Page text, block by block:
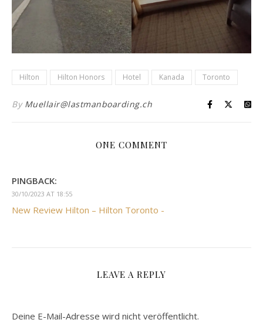
Hilton Hilton Honors Hotel Kanada Toronto
By Muellair@lastmanboarding.ch
ONE COMMENT
PINGBACK:
30/10/2023 AT 18:55
New Review Hilton – Hilton Toronto -
LEAVE A REPLY
Deine E-Mail-Adresse wird nicht veröffentlicht.